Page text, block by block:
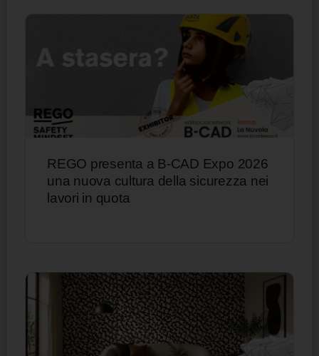
REGO presenta a B-CAD Expo 2026
una nuova cultura della sicurezza nei
lavori in quota